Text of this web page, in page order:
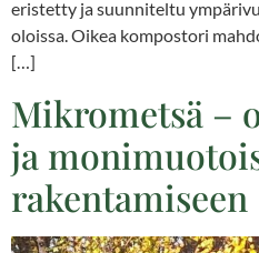
eristetty ja suunniteltu
oloissa. Oikea kompostori
[…]
Mikrometsä –
ja
rakentamiseen